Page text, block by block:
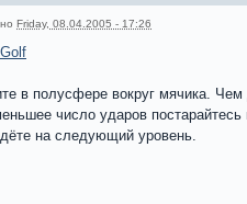
Friday, 08.04.2005 - 17:26
в полусфере вокруг мячика.
число ударов
на следующий уровень.